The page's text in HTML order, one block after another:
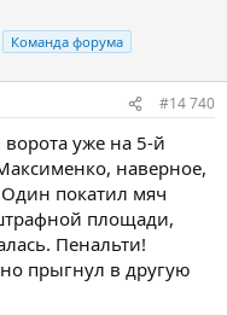
бомбардиром
в ней сезонов.
Команда форума
#14 740
уже на 5-й
наверное,
покатил мяч
площади,
Пенальти!
прыгнул в другую